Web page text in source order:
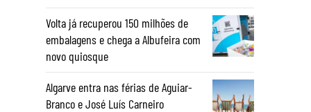
Volta já recuperou 150 milhões de
embalagens e chega a Albufeira com
novo quiosque
Algarve entra nas férias de Aguiar-
Branco e José Luís Carneiro